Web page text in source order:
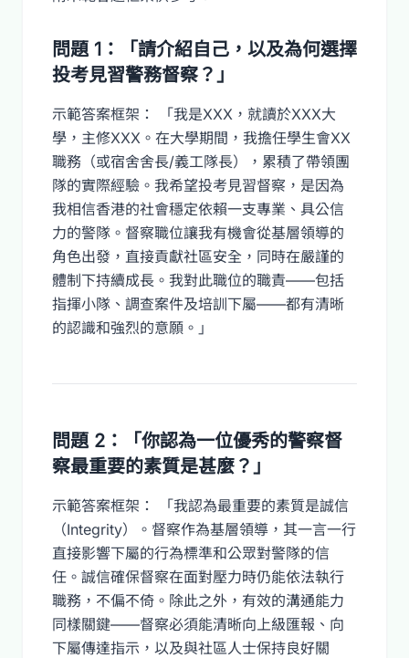
問題 1：「請介紹自己，以及為何選擇
投考見習警務督察？」
示範答案框架： 「我是XXX，就讀於XXX大
學，主修XXX。在大學期間，我擔任學生會XX
職務（或宿舍舍長/義工隊長），累積了帶領團
隊的實際經驗。我希望投考見習督察，是因為
我相信香港的社會穩定依賴一支專業、具公信
力的警隊。督察職位讓我有機會從基層領導的
角色出發，直接貢獻社區安全，同時在嚴謹的
體制下持續成長。我對此職位的職責——包括
指揮小隊、調查案件及培訓下屬——都有清晰
的認識和強烈的意願。」
問題 2：「你認為一位優秀的警察督
察最重要的素質是甚麼？」
示範答案框架： 「我認為最重要的素質是誠信
（Integrity）。督察作為基層領導，其一言一行
直接影響下屬的行為標準和公眾對警隊的信
任。誠信確保督察在面對壓力時仍能依法執行
職務，不偏不倚。除此之外，有效的溝通能力
同樣關鍵——督察必須能清晰向上級匯報、向
下屬傳達指示，以及與社區人士保持良好關